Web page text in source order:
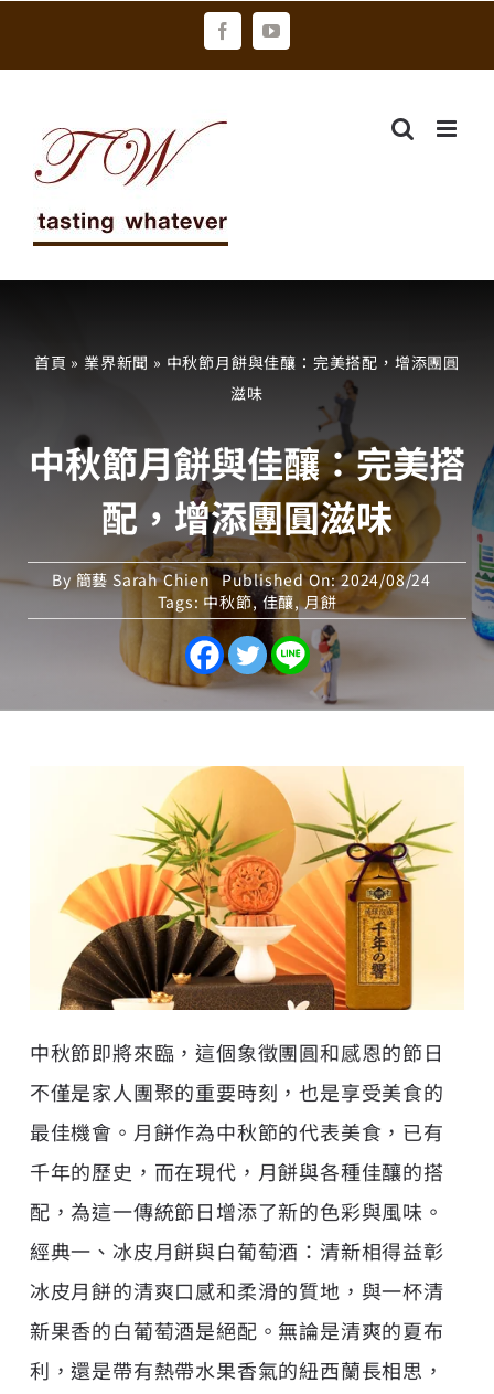
FacebookYouTube
首頁 » 業界新聞 » 中秋節月餅與佳釀：完美搭配，增添團圓
滋味
中秋節月餅與佳釀：完美搭
配，增添團圓滋味
By簡藝 Sarah Chien Published On: 2024/08/24
Tags: 中秋節, 佳釀,月餅
中秋節即將來臨，這個象徵團圓和感恩的節日
不僅是家人團聚的重要時刻，也是享受美食的
最佳機會。月餅作為中秋節的代表美食，已有
千年的歷史，而在現代，月餅與各種佳釀的搭
配，為這一傳統節日增添了新的色彩與風味。
經典一、冰皮月餅與白葡萄酒：清新相得益彰
冰皮月餅的清爽口感和柔滑的質地，與一杯清
新果香的白葡萄酒是絕配。無論是清爽的夏布
利，還是帶有熱帶水果香氣的紐西蘭長相思，